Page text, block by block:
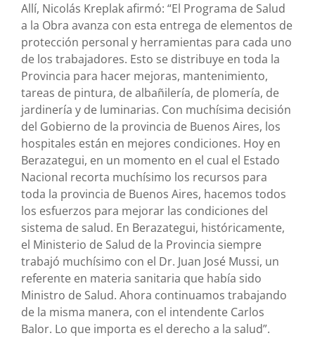
Allí, Nicolás Kreplak afirmó: “El Programa de Salud
a la Obra avanza con esta entrega de elementos de
protección personal y herramientas para cada uno
de los trabajadores. Esto se distribuye en toda la
Provincia para hacer mejoras, mantenimiento,
tareas de pintura, de albañilería, de plomería, de
jardinería y de luminarias. Con muchísima decisión
del Gobierno de la provincia de Buenos Aires, los
hospitales están en mejores condiciones. Hoy en
Berazategui, en un momento en el cual el Estado
Nacional recorta muchísimo los recursos para
toda la provincia de Buenos Aires, hacemos todos
los esfuerzos para mejorar las condiciones del
sistema de salud. En Berazategui, históricamente,
el Ministerio de Salud de la Provincia siempre
trabajó muchísimo con el Dr. Juan José Mussi, un
referente en materia sanitaria que había sido
Ministro de Salud. Ahora continuamos trabajando
de la misma manera, con el intendente Carlos
Balor. Lo que importa es el derecho a la salud”.